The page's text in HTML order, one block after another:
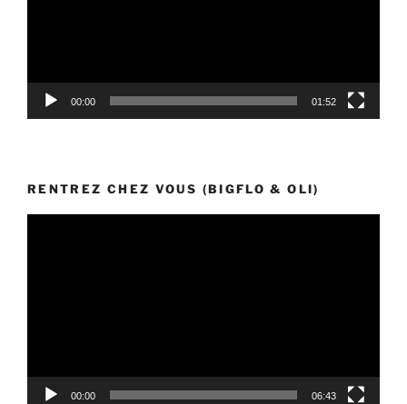
00:00 01:52
RENTREZ CHEZ VOUS (BIGFLO & OLI)
00:00 06:43